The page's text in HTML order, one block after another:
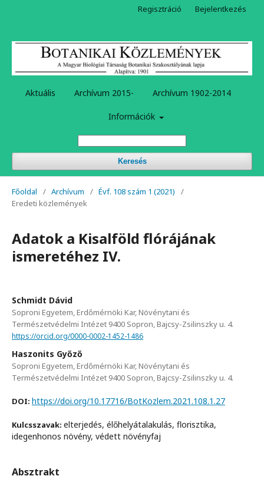
Aktuális Archívum 2015- Archívum 1902-2014
Információk
Keresés
Regisztráció Bejelentkezés
Főoldal / Archívum / Évf. 108 szám 1 (2021)
/
Eredeti közlemények
Adatok a Kisalföld flórájának
ismeretéhez IV.
Schmidt Dávid
Soproni Egyetem, Erdőmérnöki Kar, Növénytani és
Természetvédelmi Intézet 9400 Sopron, Bajcsy-Zsilinszky u. 4.
https://orcid.org/0000-0002-1452-1486
Haszonits Győző
Soproni Egyetem, Erdőmérnöki Kar, Növénytani és
Természetvédelmi Intézet 9400 Sopron, Bajcsy-Zsilinszky u. 4.
DOI: https://doi.org/10.17716/BotKozlem.2021.108.1.27
Kulcsszavak: elterjedés, élőhelyátalakulás, florisztika,
idegenhonos növény, védett növényfaj
Absztrakt